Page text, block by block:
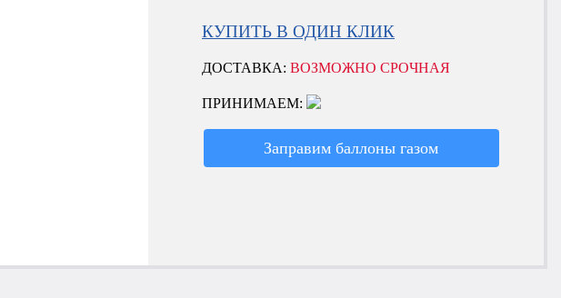
КУПИТЬ В ОДИН КЛИК
ДОСТАВКА:ВОЗМОЖНО СРОЧНАЯ
ПРИНИМАЕМ:
Заправим баллоны газом